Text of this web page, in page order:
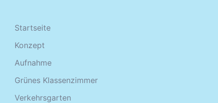
Startseite
Konzept
Aufnahme
Grünes Klassenzimmer
Verkehrsgarten